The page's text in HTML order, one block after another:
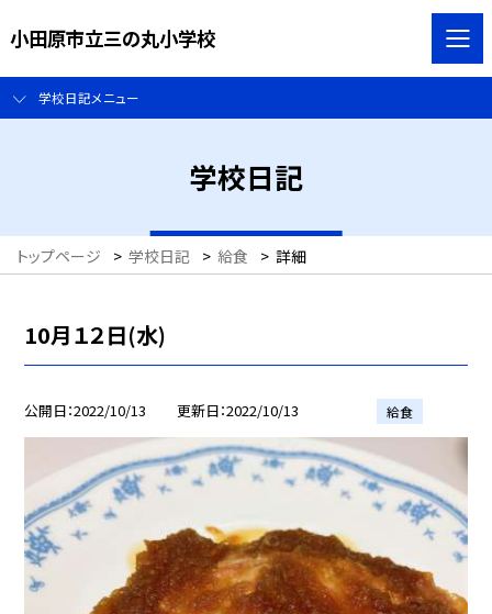
小田原市立三の丸小学校
学校日記メニュー
学校日記
トップページ > 学校日記 > 給食 > 詳細
10月１２日(水)
公開日 2022/10/13 更新日 2022/10/13 給食